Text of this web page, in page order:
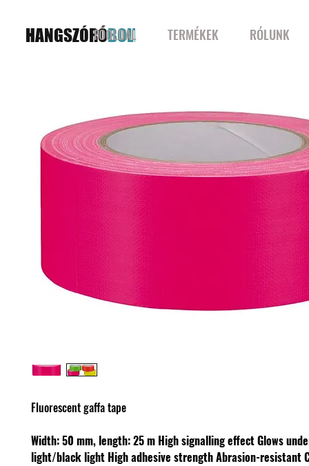
HANGSZÓRÓBOLT
FŐOLDAL TERMÉKEK RÓLUNK
Fluorescent gaffa tape
Width: 50 mm, length: 25 m High signalling effectGlows
light/black light High adhesive strengthAbrasion-resistant